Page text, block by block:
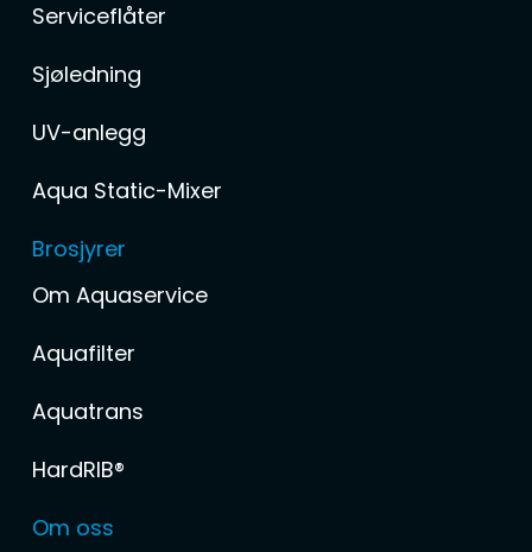
Serviceflåter
Sjøledning
UV-anlegg
Aqua Static-Mixer
Brosjyrer
Om Aquaservice
Aquafilter
Aquatrans
HardRIB®
Om oss